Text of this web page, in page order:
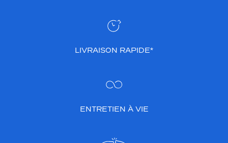
LIVRAISON RAPIDE*
ENTRETIEN À VIE